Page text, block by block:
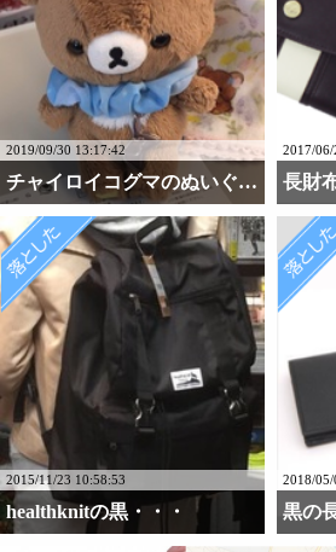
2019/09/30 13:17:42
チャイロイコグマのぬいぐるみ
2017/
2015/11/23 10:58:53
healthknitの黒・・・
2018/05/